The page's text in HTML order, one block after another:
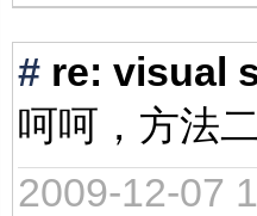
# re: visual
呵呵，方法
2009-12-07